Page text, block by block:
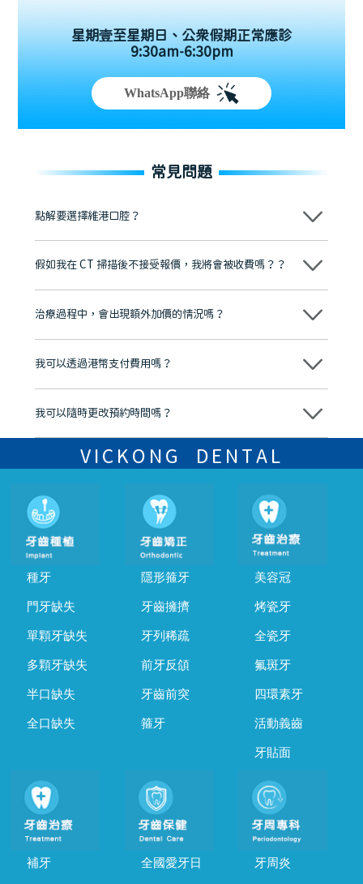
星期壹至星期日、公眾假期正常應診
9:30am-6:30pm
WhatsApp聯絡
常見問題
點解要選擇維港口腔？
維港口腔踐行「醫道濟世」的大學校訓，各分院匯聚來自香港、內地的
牌」、「2025香港企業領袖品牌」，是諾貝爾種植系統全球放心植牙中
至今已服務超過三十個國家和地區的顧客，受到粵港澳大灣區及周邊城
市市民極高的口碑評價及信任推薦 珠海、深圳設有八大分院，香港亦設
有咨詢及服務保障中心，有任何問題都可以隨時預約免費咨詢，讓人十
假如我在 CT 掃描後不接受報價，我將會被收費嗎？？
不會！只要未開始實際服務之前，你不會被收取任何費用。
治療過程中，會出現額外加價的情況嗎？
不會，治療前我們會詳細說明治療方案及對應的價錢，顧客同意並簽字
我可以透過港幣支付費用嗎？
可以。維港口腔會按照當日匯率轉算收取費用，而匯率會及時告知客人
我可以隨時更改預約時間嗎？
可以，請盡早通過wechat或whatsapp聯絡我們，告知我們你原本預約
的時間及資料，並且重新預約的日期及時段
VICKONG DENTAL
種牙
門牙缺失
單顆牙缺失
多顆牙缺失
半口缺失
全口缺失
隱形箍牙
牙齒擁擠
牙列稀疏
前牙反頜
牙齒前突
箍牙
美容冠
烤瓷牙
全瓷牙
氟斑牙
四環素牙
活動義齒
牙貼面
補牙 全國愛牙日 牙周炎